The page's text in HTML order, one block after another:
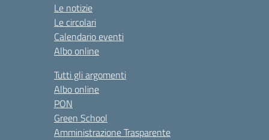
Le notizie
Le circolari
Calendario eventi
Albo online
Tutti gli argomenti
Albo online
PON
Green School
Amministrazione Trasparente